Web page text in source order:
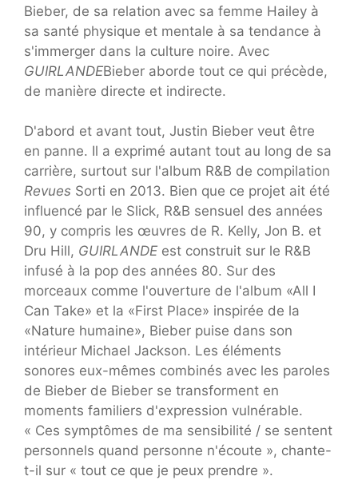
Bieber, de sa relation avec sa femme Hailey à
sa santé physique et mentale à sa tendance à
s'immerger dans la culture noire. Avec
GUIRLANDEBieber aborde tout ce qui précède,
de manière directe et indirecte.
D'abord et avant tout, Justin Bieber veut être
en panne. Il a exprimé autant tout au long de sa
carrière, surtout sur l'album R&B de compilation
Revues Sorti en 2013. Bien que ce projet ait été
influencé par le Slick, R&B sensuel des années
90, y compris les œuvres de R. Kelly, Jon B. et
Dru Hill, GUIRLANDE est construit sur le R&B
infusé à la pop des années 80. Sur des
morceaux comme l'ouverture de l'album «All I
Can Take» et la «First Place» inspirée de la
«Nature humaine», Bieber puise dans son
intérieur Michael Jackson. Les éléments
sonores eux-mêmes combinés avec les paroles
de Bieber de Bieber se transforment en
moments familiers d'expression vulnérable.
« Ces symptômes de ma sensibilité / se sentent
personnels quand personne n'écoute », chante-
t-il sur « tout ce que je peux prendre ».